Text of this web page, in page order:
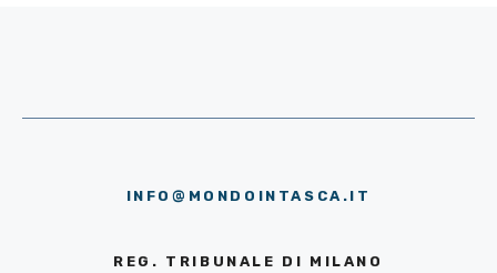
INFO@MONDOINTASCA.IT
REG. TRIBUNALE DI MILANO